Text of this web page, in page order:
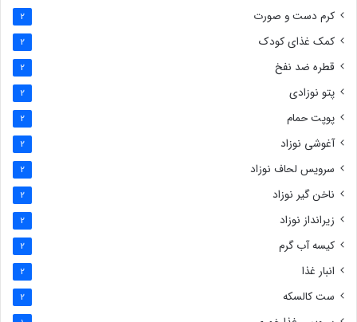
کرم دست و صورت 2
کمک غذای کودک 2
قطره ضد نفخ 2
پتو نوزادی 2
پوپت حمام 2
آغوشی نوزاد 2
سرویس لحاف نوزاد 2
ناخن گیر نوزاد 2
زیرانداز نوزاد 2
کیسه آب گرم 2
انبار غذا 2
ست کالسکه 2